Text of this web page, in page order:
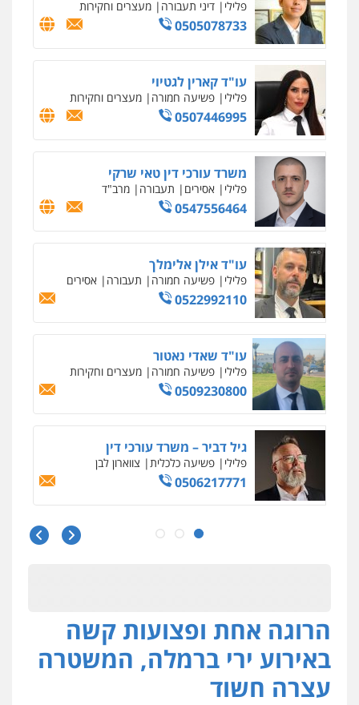
וחקירות
0542255161
גל דהן – משרד עורך דין פלילי
פלילי פשיעה חמורה סמים מעצרים
וחקירות
0544723840
עו"ד ראוף נג'אר
פלילי עורכי דין לענייני אסירים מעצרים
סמים רכוש
0548009246
דוד אפרים משרד עורכי דין
פלילי צווארון לבן מס הכנסה מע"מ
0506209859
עדי כרמלי – חברת עו"ד
פלילי כלכלי עורכי דין לענייני אסירים
0525060666
גיא זהבי משרד עורכי דין
פלילי משפחה
503456449
עו"ד איהאב ג'לג'ולי
עורכי דין לענייני
אייל בן שושן, עורך דין פלילי
פלילי מעצרים וחקירות פשיעה חמורה
נוער רישום פלילי
0522763105
הרוגה אחת ופצועות קשה
באירוע ירי ברמלה, המשטרה
עצרה חשוד